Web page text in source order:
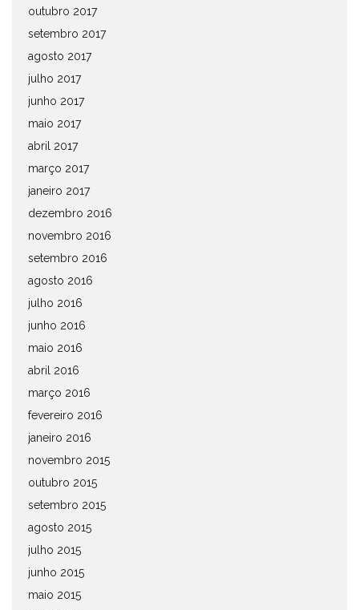
outubro 2017
setembro 2017
agosto 2017
julho 2017
junho 2017
maio 2017
abril 2017
março 2017
janeiro 2017
dezembro 2016
novembro 2016
setembro 2016
agosto 2016
julho 2016
junho 2016
maio 2016
abril 2016
março 2016
fevereiro 2016
janeiro 2016
novembro 2015
outubro 2015
setembro 2015
agosto 2015
julho 2015
junho 2015
maio 2015